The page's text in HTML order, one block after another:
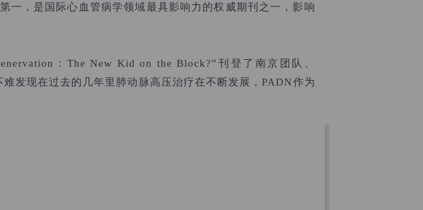
，是国际心血管病学领域最具影响力的权威期刊之一，影响
：The New Kid on the Block?”刊登了南京团队、
发现在过去的几年里肺动脉高压治疗在不断发展，PADN作为